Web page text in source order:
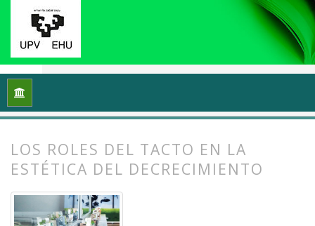
Inicio
LOS ROLES DEL TACTO EN LA
ESTÉTICA DEL DECRECIMIENTO